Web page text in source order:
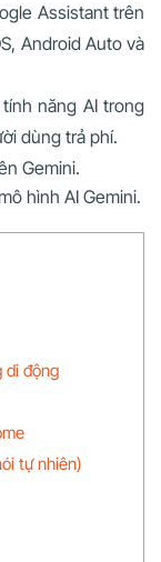
Assistant trên
Android Auto và
năng AI trong
dùng trả phí.
Gemini.
hình AI Gemini.
di động
tự nhiên)